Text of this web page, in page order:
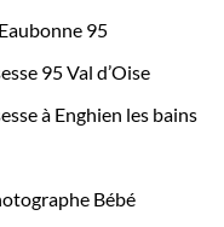
95
95 Val d’Oise
à Enghien les bains
Bébé